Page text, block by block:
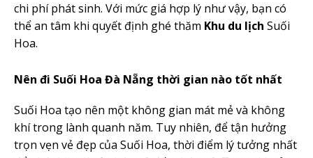
chi phí phát sinh. Với mức giá hợp lý như vậy, bạn có
thể an tâm khi quyết định ghé thăm Khu du lịch Suối
Hoa.
Nên đi Suối Hoa Đà Nẵng thời gian nào tốt nhất
Suối Hoa tạo nên một không gian mát mẻ và không
khí trong lành quanh năm. Tuy nhiên, để tận hưởng
trọn vẹn vẻ đẹp của Suối Hoa, thời điểm lý tưởng nhất